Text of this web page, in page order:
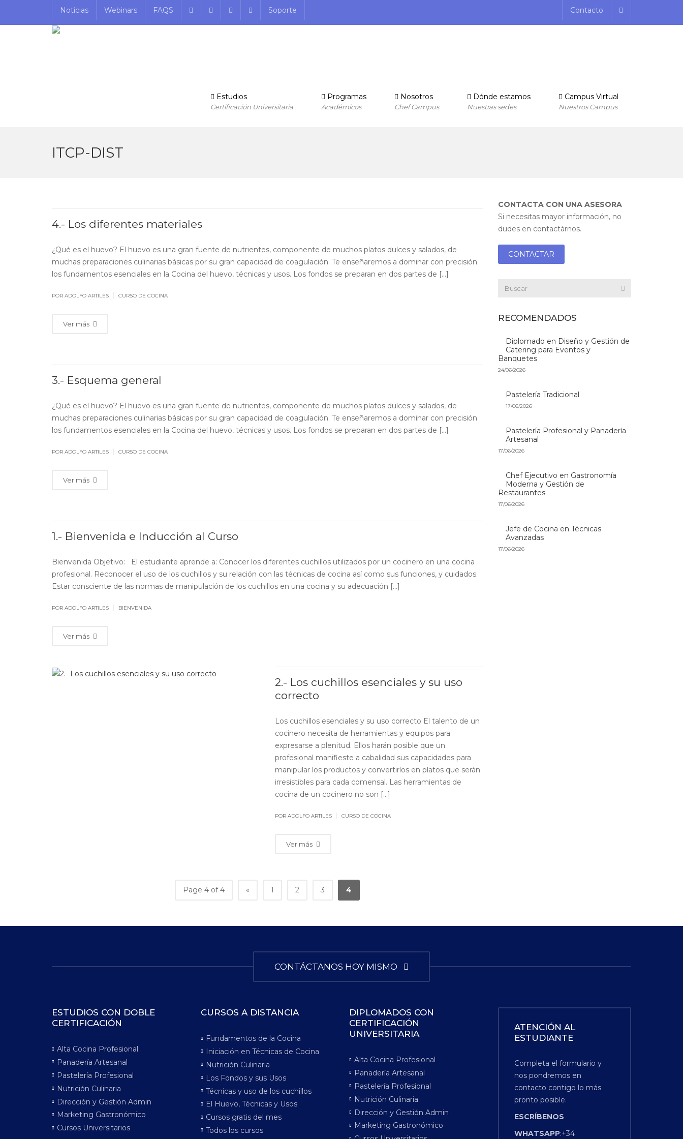
Noticias Webinars FAQS Soporte Contacto
Estudios
Certificación Universitaria
Programas
Académicos
Nosotros
Chef Campus
Dónde estamos
Nuestras sedes
Campus Virtual
Nuestros Campus
ITCP-DIST
4.- Los diferentes materiales
¿Qué es el huevo? El huevo es una gran fuente de nutrientes, componente de muchos platos dulces y salados, de
muchas preparaciones culinarias básicas por su gran capacidad de coagulación. Te enseñaremos a dominar con precisión
los fundamentos esenciales en la Cocina del huevo, técnicas y usos. Los fondos se preparan en dos partes de [...]
POR ADOLFO ARTILES CURSO DE COCINA
Ver más
3.- Esquema general
¿Qué es el huevo? El huevo es una gran fuente de nutrientes, componente de muchos platos dulces y salados, de
muchas preparaciones culinarias básicas por su gran capacidad de coagulación. Te enseñaremos a dominar con precisión
los fundamentos esenciales en la Cocina del huevo, técnicas y usos. Los fondos se preparan en dos partes de [...]
POR ADOLFO ARTILES CURSO DE COCINA
Ver más
1.- Bienvenida e Inducción al Curso
Bienvenida Objetivo: El estudiante aprende a: Conocer los diferentes cuchillos utilizados por un cocinero en una cocina
profesional. Reconocer el uso de los cuchillos y su relación con las técnicas de cocina así como sus funciones, y cuidados.
Estar consciente de las normas de manipulación de los cuchillos en una cocina y su adecuación [...]
POR ADOLFO ARTILES BIENVENIDA
Ver más
2.- Los cuchillos esenciales y su uso
correcto
Los cuchillos esenciales y su uso correcto El talento de un
cocinero necesita de herramientas y equipos para
expresarse a plenitud. Ellos harán posible que un
profesional manifieste a cabalidad sus capacidades para
manipular los productos y convertirlos en platos que serán
irresistibles para cada comensal. Las herramientas de
cocina de un cocinero no son [...]
POR ADOLFO ARTILES CURSO DE COCINA
Ver más
Page 4 of 4 « 1 2 3 4
CONTACTA CON UNA ASESORA
Si necesitas mayor información, no
dudes en contactárnos.
CONTACTAR
RECOMENDADOS
Diplomado en Diseño y Gestión de
Catering para Eventos y
Banquetes
24/06/2026
Pastelería Tradicional
17/06/2026
Pastelería Profesional y Panadería
Artesanal
17/06/2026
Chef Ejecutivo en Gastronomía
Moderna y Gestión de
Restaurantes
17/06/2026
Jefe de Cocina en Técnicas
Avanzadas
17/06/2026
CONTÁCTANOS HOY MISMO
ESTUDIOS CON DOBLE
CERTIFICACIÓN
Alta Cocina Profesional
Panadería Artesanal
Pastelería Profesional
Nutrición Culinaria
Dirección y Gestión Admin
Marketing Gastronómico
Cursos Universitarios
CURSOS A DISTANCIA
Fundamentos de la Cocina
Iniciación en Técnicas de Cocina
Nutrición Culinaria
Los Fondos y sus Usos
Técnicas y uso de los cuchillos
El Huevo, Técnicas y Usos
Cursos gratis del mes
Todos los cursos
DIPLOMADOS CON
CERTIFICACIÓN
UNIVERSITARIA
Alta Cocina Profesional
Panadería Artesanal
Pastelería Profesional
Nutrición Culinaria
Dirección y Gestión Admin
Marketing Gastronómico
ATENCIÓN AL
ESTUDIANTE
Completa el formulario y
nos pondremos en
contacto contigo lo más
pronto posible.
ESCRÍBENOS
WHATSAPP:+34